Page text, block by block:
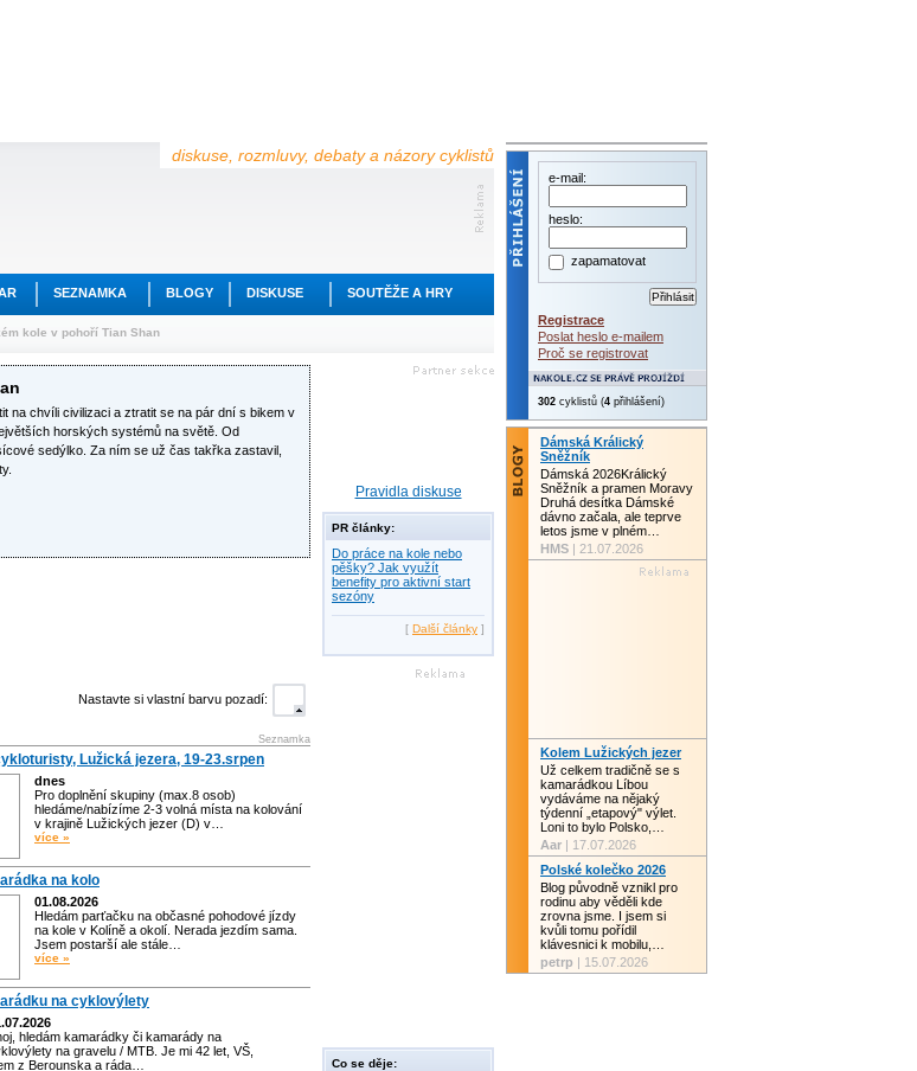
diskuse, rozmluvy, debaty a názory cyklistů
SEZNAMKA BLOGY DISKUSE SOUTĚŽE A HRY
kole v pohoří Tian Shan
na chvíli civilizaci a ztratit se na pár dní s bikem v
horských systémů na světě. Od
sedýlko. Za ním se už čas takřka zastavil,
Nastavte si vlastní barvu pozadí:
Seznamka
Lužická jezera, 19-23.srpen
dnes
Pro doplnění skupiny (max.8 osob)
hledáme/nabízíme 2-3 volná místa na kolování
v krajině Lužických jezer (D) v…
více »
na kolo
01.08.2026
Hledám parťačku na občasné pohodové jízdy
na kole v Kolíně a okolí. Nerada jezdím sama.
Jsem postarší ale stále…
více »
na cyklovýlety
hledám kamarádky či kamarády na
na gravelu / MTB. Je mi 42 let, VŠ,
z Berounska a ráda…
Pravidla diskuse
PR články:
Do práce na kole nebo
pěšky? Jak využít
benefity pro aktivní start
sezóny
[ Další články ]
Co se děje:
e-mail:
heslo:
zapamatovat
Registrace
Poslat heslo e-mailem
Proč se registrovat
302 cyklistů (4 přihlášení)
Dámská Králický
Sněžník
Dámská 2026Králický
Sněžník a pramen Moravy
Druhá desítka Dámské
dávno začala, ale teprve
letos jsme v plném…
HMS | 21.07.2026
Kolem Lužických jezer
Už celkem tradičně se s
kamarádkou Líbou
vydáváme na nějaký
týdenní „etapový" výlet.
Loni to bylo Polsko,…
Aar | 17.07.2026
Polské kolečko 2026
Blog původně vznikl pro
rodinu aby věděli kde
zrovna jsme. I jsem si
kvůli tomu pořídil
klávesnici k mobilu,…
petrp | 15.07.2026